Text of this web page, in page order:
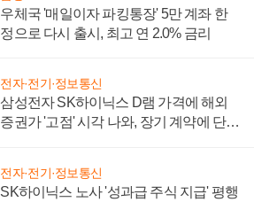
우체국 '매일이자 파킹통장' 5만 계좌 한
정으로 다시 출시, 최고 연 2.0% 금리
전자·전기·정보통신
삼성전자 SK하이닉스 D램 가격에 해외
증권가 '고점' 시각 나와, 장기 계약에 단점
전자·전기·정보통신
SK하이닉스 노사 '성과급 주식 지급' 평행